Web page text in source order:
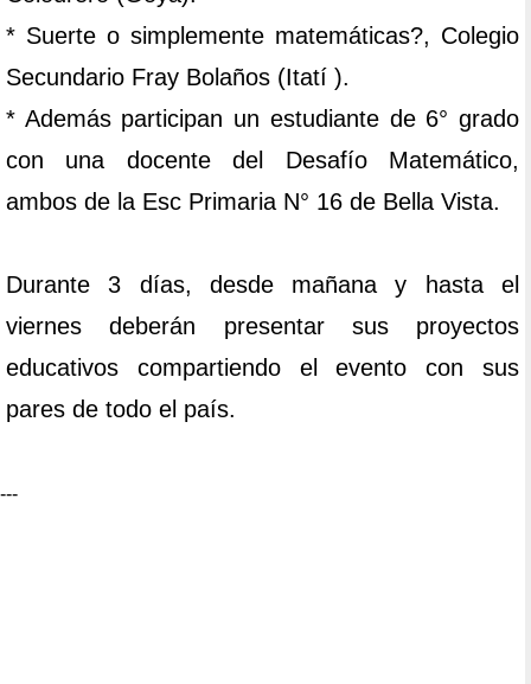
* Suerte o simplemente matemáticas?, Colegio
Secundario Fray Bolaños (Itatí ).
* Además participan un estudiante de 6° grado
con una docente del Desafío Matemático,
ambos de la Esc Primaria N° 16 de Bella Vista.
Durante 3 días, desde mañana y hasta el
viernes deberán presentar sus proyectos
educativos compartiendo el evento con sus
pares de todo el país.
---